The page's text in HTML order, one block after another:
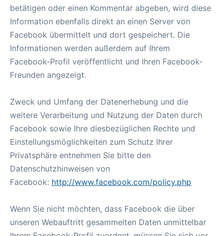
betätigen oder einen Kommentar abgeben, wird diese
Information ebenfalls direkt an einen Server von
Facebook übermittelt und dort gespeichert. Die
Informationen werden außerdem auf Ihrem
Facebook-Profil veröffentlicht und Ihren Facebook-
Freunden angezeigt.
Zweck und Umfang der Datenerhebung und die
weitere Verarbeitung und Nutzung der Daten durch
Facebook sowie Ihre diesbezüglichen Rechte und
Einstellungsmöglichkeiten zum Schutz Ihrer
Privatsphäre entnehmen Sie bitte den
Datenschutzhinweisen von
Facebook: http://www.facebook.com/policy.php
Wenn Sie nicht möchten, dass Facebook die über
unseren Webauftritt gesammelten Daten unmittelbar